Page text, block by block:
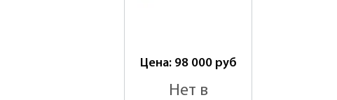
Цена: 98 000 руб
Нет в